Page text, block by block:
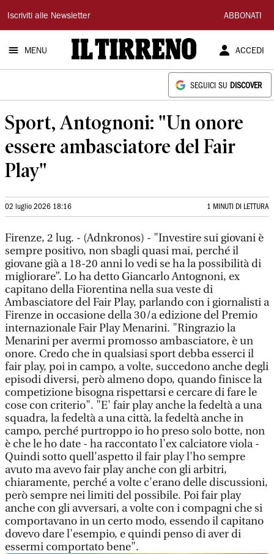
Il
Tirreno
Iscriviti alle Newsletter ABBONATI
MENU ACCEDI
SEGUICI SU DISCOVER
Sport, Antognoni: "Un onore
essere ambasciatore del Fair
Play"
02 luglio 2026 18:16 1 MINUTI DI LETTURA
Firenze, 2 lug. - (Adnkronos) - "Investire sui giovani è
sempre positivo, non sbagli quasi mai, perché il
giovane già a 18-20 anni lo vedi se ha la possibilità di
migliorare”. Lo ha detto Giancarlo Antognoni, ex
capitano della Fiorentina nella sua veste di
Ambasciatore del Fair Play, parlando con i giornalisti a
Firenze in occasione della 30/a edizione del Premio
internazionale Fair Play Menarini. "Ringrazio la
Menarini per avermi promosso ambasciatore, è un
onore. Credo che in qualsiasi sport debba esserci il
fair play, poi in campo, a volte, succedono anche degli
episodi diversi, però almeno dopo, quando finisce la
competizione bisogna rispettarsi e cercare di fare le
cose con criterio". "E' fair play anche la fedeltà a una
squadra, la fedeltà a una città, la fedeltà anche in
campo, perché purtroppo io ho preso solo botte, non
è che le ho date - ha raccontato l'ex calciatore viola -
Quindi sotto quell'aspetto il fair play l'ho sempre
avuto ma avevo fair play anche con gli arbitri,
chiaramente, perché a volte c'erano delle discussioni,
però sempre nei limiti del possibile. Poi fair play
anche con gli avversari, a volte con i compagni che si
comportavano in un certo modo, essendo il capitano
dovevo dare l'esempio, e quindi penso di aver di
essermi comportato bene".